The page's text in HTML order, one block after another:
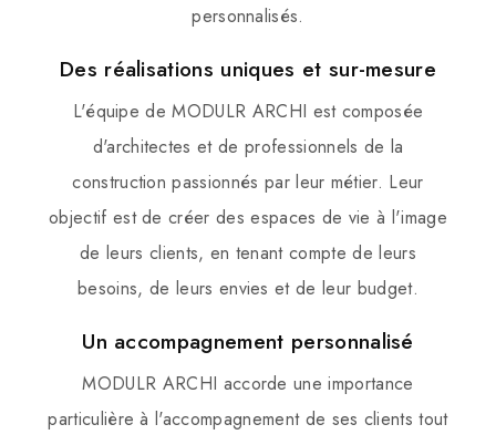
personnalisés.
Des réalisations uniques et sur-mesure
L'équipe de MODULR ARCHI est composée
d'architectes et de professionnels de la
construction passionnés par leur métier. Leur
objectif est de créer des espaces de vie à l'image
de leurs clients, en tenant compte de leurs
besoins, de leurs envies et de leur budget.
Un accompagnement personnalisé
MODULR ARCHI accorde une importance
particulière à l'accompagnement de ses clients tout